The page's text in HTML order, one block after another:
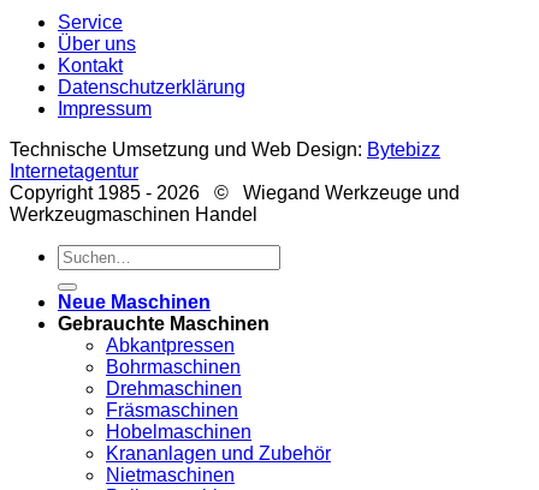
Service
Über uns
Kontakt
Datenschutzerklärung
Impressum
Technische Umsetzung und Web Design: Bytebizz
Internetagentur
Copyright 1985 - 2026 © Wiegand Werkzeuge und
Werkzeugmaschinen Handel
Suche
nach:
Neue Maschinen
Gebrauchte Maschinen
Abkantpressen
Bohrmaschinen
Drehmaschinen
Fräsmaschinen
Hobelmaschinen
Krananlagen und Zubehör
Nietmaschinen